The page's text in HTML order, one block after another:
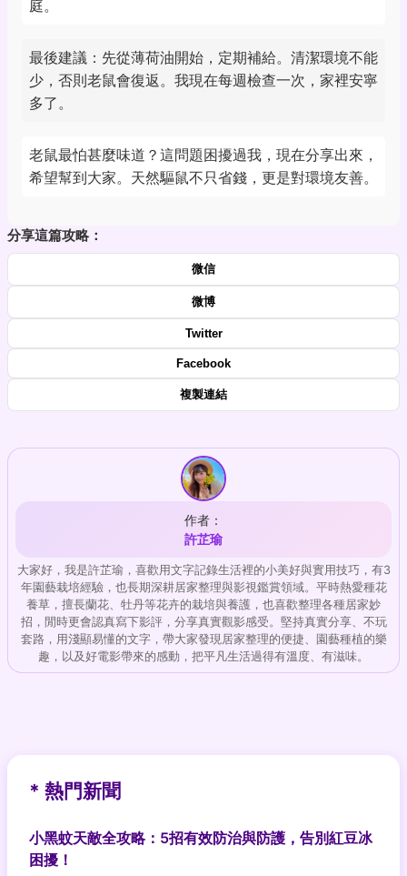
庭。
最後建議：先從薄荷油開始，定期補給。清潔環境不能
少，否則老鼠會復返。我現在每週檢查一次，家裡安寧
多了。
老鼠最怕甚麼味道？這問題困擾過我，現在分享出來，
希望幫到大家。天然驅鼠不只省錢，更是對環境友善。
分享這篇攻略：
微信
微博
Twitter
Facebook
複製連結
作者：
許芷瑜
大家好，我是許芷瑜，喜歡用文字記錄生活裡的小美好與實用技巧，有3
年園藝栽培經驗，也長期深耕居家整理與影視鑑賞領域。平時熱愛種花
養草，擅長蘭花、牡丹等花卉的栽培與養護，也喜歡整理各種居家妙
招，閒時更會認真寫下影評，分享真實觀影感受。堅持真實分享、不玩
套路，用淺顯易懂的文字，帶大家發現居家整理的便捷、園藝種植的樂
趣，以及好電影帶來的感動，把平凡生活過得有溫度、有滋味。
* 熱門新聞
小黑蚊天敵全攻略：5招有效防治與防護，告別紅豆冰
困擾！